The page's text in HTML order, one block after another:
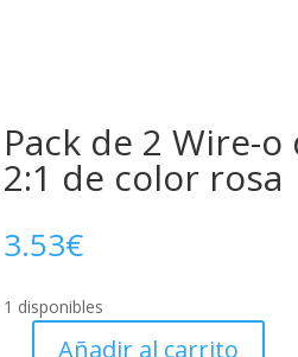
Pack de 2 Wire-
2:1 de color rosa
3.53€
1 disponibles
Añadir al carrito